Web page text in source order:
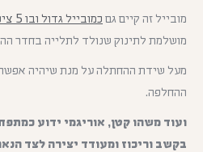
מובייל זה קיים גם כמובייל גדול ובו 5 ציפורים
מושלמת לתינוק שנולד לתלייה בחדר
מעל שידת ההחתלה על מנת שיהיה
ההחלפה.
ועוד משהו קטן, אוריגמי ידוע
בקשב וריכוז ומעודד יצירה לצד